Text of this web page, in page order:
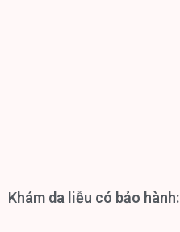
Khám da liễu có bảo